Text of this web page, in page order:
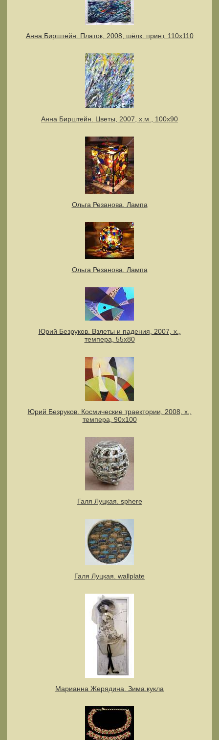
Анна Бирштейн. Платок, 2008, шёлк. принт, 110х110
Анна Бирштейн. Цветы, 2007, х.м., 100х90
Ольга Резанова. Лампа
Ольга Резанова. Лампа
Юрий Безруков. Взлеты и падения, 2007, х.,
темпера, 55х80
Юрий Безруков. Космические траектории, 2008, х.,
темпера, 90х100
Галя Луцкая. sphere
Галя Луцкая. wallplate
Марианна Жерядина. Зима.кукла